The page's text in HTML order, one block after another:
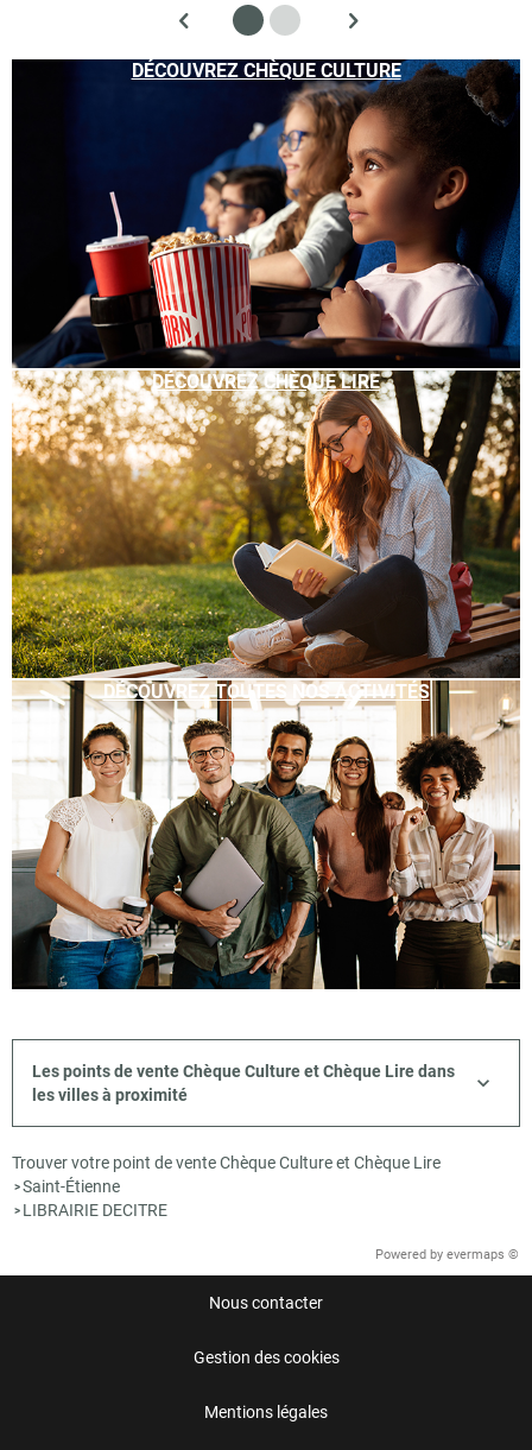
DÉCOUVREZ CHÈQUE CULTURE
DÉCOUVREZ CHÈQUE LIRE
DÉCOUVREZ TOUTES NOS ACTIVITÉS
Les points de vente Chèque Culture et Chèque Lire dans
les villes à proximité
Trouver votre point de vente Chèque Culture et Chèque Lire
>Saint-Étienne
> LIBRAIRIE DECITRE
Powered by evermaps ©
Nous contacter
Gestion des cookies
Mentions légales